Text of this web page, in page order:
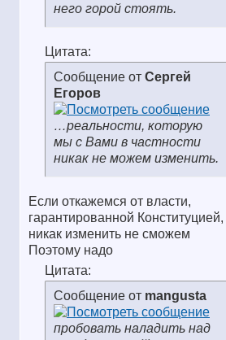
него горой стоять.
Цитата:
Сообщение от Сергей
Егоров
…реальности, которую
мы с Вами в частности
никак не можем изменить.
Если откажемся от власти,
гарантированной Конституцией,
никак изменить не сможем
Поэтому надо
Цитата:
Сообщение от mangusta
пробовать наладить над